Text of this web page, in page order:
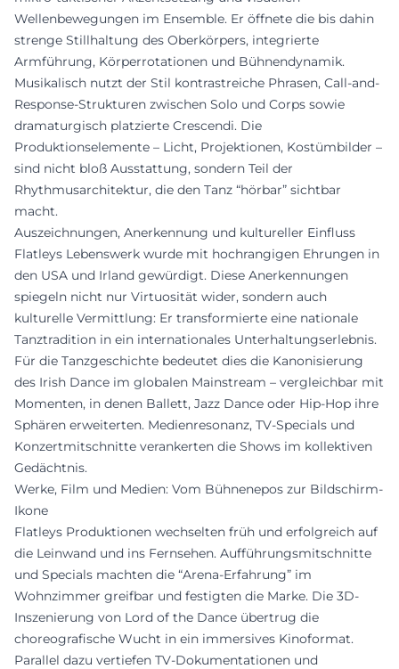
Wellenbewegungen im Ensemble. Er öffnete die bis dahin
strenge Stillhaltung des Oberkörpers, integrierte
Armführung, Körperrotationen und Bühnendynamik.
Musikalisch nutzt der Stil kontrastreiche Phrasen, Call-and-
Response-Strukturen zwischen Solo und Corps sowie
dramaturgisch platzierte Crescendi. Die
Produktionselemente – Licht, Projektionen, Kostümbilder –
sind nicht bloß Ausstattung, sondern Teil der
Rhythmusarchitektur, die den Tanz “hörbar” sichtbar
macht.
Auszeichnungen, Anerkennung und kultureller Einfluss
Flatleys Lebenswerk wurde mit hochrangigen Ehrungen in
den USA und Irland gewürdigt. Diese Anerkennungen
spiegeln nicht nur Virtuosität wider, sondern auch
kulturelle Vermittlung: Er transformierte eine nationale
Tanztradition in ein internationales Unterhaltungserlebnis.
Für die Tanzgeschichte bedeutet dies die Kanonisierung
des Irish Dance im globalen Mainstream – vergleichbar mit
Momenten, in denen Ballett, Jazz Dance oder Hip-Hop ihre
Sphären erweiterten. Medienresonanz, TV-Specials und
Konzertmitschnitte verankerten die Shows im kollektiven
Gedächtnis.
Werke, Film und Medien: Vom Bühnenepos zur Bildschirm-
Ikone
Flatleys Produktionen wechselten früh und erfolgreich auf
die Leinwand und ins Fernsehen. Aufführungsmitschnitte
und Specials machten die “Arena-Erfahrung” im
Wohnzimmer greifbar und festigten die Marke. Die 3D-
Inszenierung von Lord of the Dance übertrug die
choreografische Wucht in ein immersives Kinoformat.
Parallel dazu vertiefen TV-Dokumentationen und